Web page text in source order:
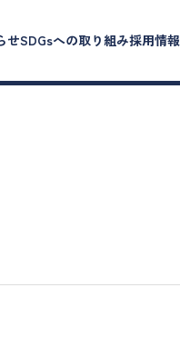
せSDGsへの取り組み採用情報